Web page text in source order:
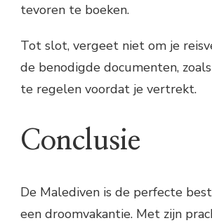
tevoren te boeken.
Tot slot, vergeet niet om je
de benodigde documenten,
te regelen voordat je vertrekt.
Conclusie
De Malediven is de perfecte
een droomvakantie. Met zijn